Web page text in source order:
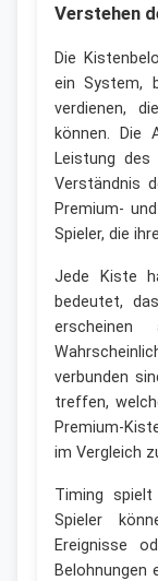
Verstehen
Die
ein System,
verdienen,
können.
Leistung des
Verständnis
Premium-
Spieler, die
Jede Kiste
bedeutet,
verbunden
treffen,
Premium-
im Vergleich
Timing spielt
Spieler
Ereignisse
Belohnungen